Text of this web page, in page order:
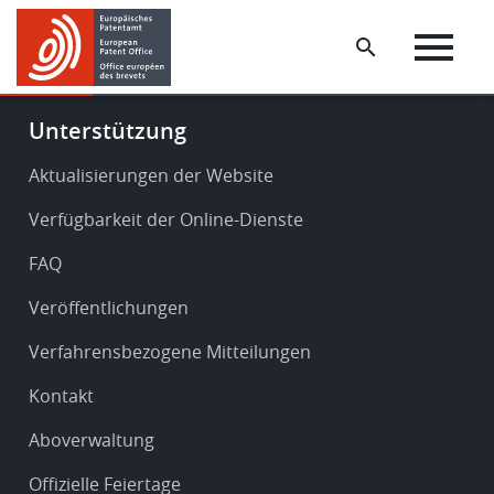
Skip
main
content
Skip
footer
Footer
Service
support
Unterstützung
Aktualisierungen der Website
Verfügbarkeit der Online-Dienste
FAQ
Veröffentlichungen
Verfahrensbezogene Mitteilungen
Kontakt
Aboverwaltung
Offizielle Feiertage